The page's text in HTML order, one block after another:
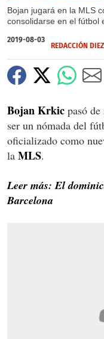
Bojan jugará en la MLS
consolidarse en el fútbol
2019-08-03
REDACCIÓN DIEZ
Bojan Krkic pasó
ser un nómada del
oficializado como
la MLS.
Leer más: El
Barcelona